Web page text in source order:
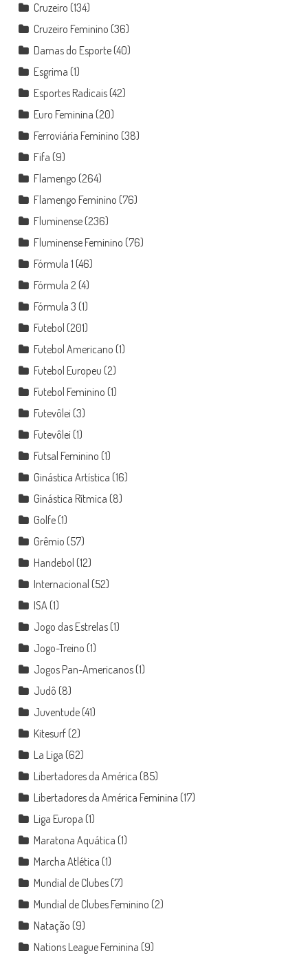
Cruzeiro (134)
Cruzeiro Feminino (36)
Damas do Esporte(40)
Esgrima (1)
Esportes Radicais(42)
Euro Feminina (20)
Ferroviária Feminino (38)
Fifa (9)
Flamengo (264)
Flamengo Feminino (76)
Fluminense(236)
Fluminense Feminino (76)
Fórmula 1 (46)
Fórmula 2 (4)
Fórmula 3 (1)
Futebol (201)
Futebol Americano (1)
Futebol Europeu (2)
Futebol Feminino (1)
Futevôlei (3)
Futevôlei (1)
Futsal Feminino (1)
Ginástica Artística (16)
Ginástica Rítmica (8)
Golfe(1)
Grêmio (57)
Handebol (12)
Internacional (52)
ISA (1)
Jogo das Estrelas(1)
Jogo-Treino (1)
Jogos Pan-Americanos(1)
Judô (8)
Juventude(41)
Kitesurf(2)
La Liga (62)
Libertadores da América (85)
Libertadores da América Feminina (17)
Liga Europa (1)
Maratona Aquática (1)
Marcha Atlética (1)
Mundial de Clubes(7)
Mundial de Clubes Feminino (2)
Natação (9)
Nations League Feminina (9)